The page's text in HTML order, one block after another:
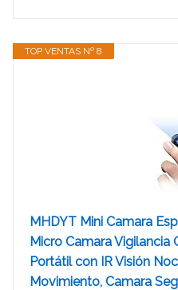
TOP VENTAS Nº 8
MHDYT Mini Camara
Micro Camara Vigilancia
Portátil con IR Visión
Movimiento, Camara